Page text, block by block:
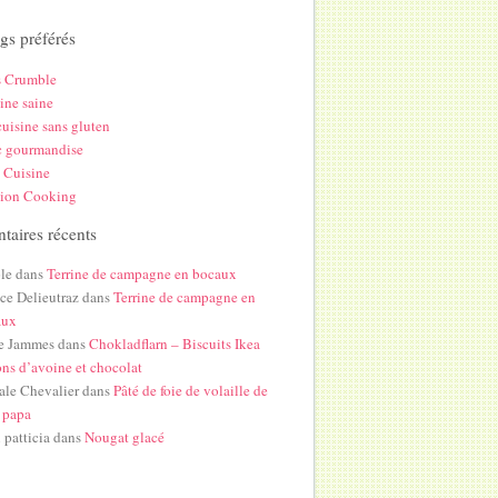
préférés
Crumble
saine
sans gluten
gourmandise
Cuisine
Cooking
récents
dansTerrine de campagne en bocaux
DelieutrazdansTerrine de campagne en
JammesdansChokladflarn – Biscuits Ikea
d’avoine et chocolat
ChevalierdansPâté de foie de volaille de
patticiadansNougat glacé